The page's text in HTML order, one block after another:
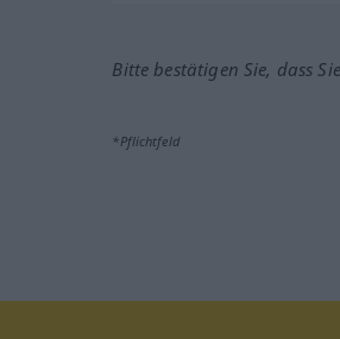
Bitte bestätigen Sie, dass
*Pflichtfeld